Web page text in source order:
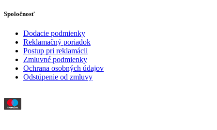
Spoločnosť
Dodacie podmienky
Reklamačný poriadok
Postup pri reklamácii
Zmluvné podmienky
Ochrana osobných údajov
Odstúpenie od zmluvy